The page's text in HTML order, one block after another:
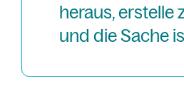
heraus, erstelle
und die Sache